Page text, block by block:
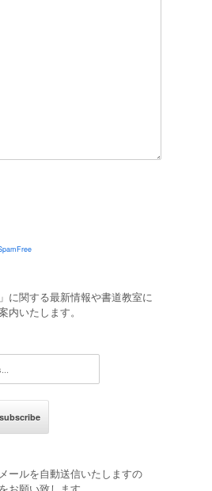
に関する最新情報や書道教室に
内いたします。
ールを自動送信いたしますの